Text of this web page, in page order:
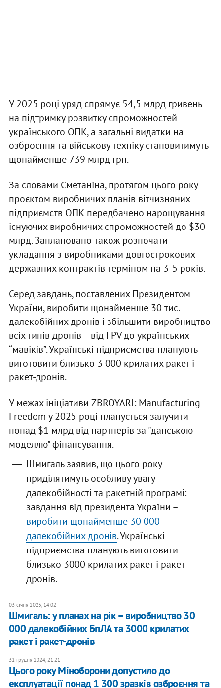
У 2025 році уряд спрямує 54,5 млрд гривень
на підтримку розвитку спроможностей
українського ОПК, а загальні видатки на
озброєння та військову техніку становитимуть
щонайменше 739 млрд грн.
За словами Сметаніна, протягом цього року
проєктом виробничих планів вітчизняних
підприємств ОПК передбачено нарощування
існуючих виробничих спроможностей до $30
млрд. Заплановано також розпочати
укладання з виробниками довгострокових
державних контрактів терміном на 3-5 років.
Серед завдань, поставлених Президентом
України, виробити щонайменше 30 тис.
далекобійних дронів і збільшити виробництво
всіх типів дронів – від FPV до українських
“мавіків”. Українські підприємства планують
виготовити близько 3 000 крилатих ракет і
ракет-дронів.
У межах ініціативи ZBROYARI: Manufacturing
Freedom у 2025 році планується залучити
понад $1 млрд від партнерів за "данською
моделлю" фінансування.
Шмигаль заявив, що цього року
приділятимуть особливу увагу
далекобійності та ракетній програмі:
завдання від президента України –
виробити щонайменше 30 000
далекобійних дронів. Українські
підприємства планують виготовити
близько 3000 крилатих ракет і ракет-
дронів.
03 січня 2025, 14:02
Шмигаль: у планах на рік – виробництво 30
000 далекобійних БпЛА та 3000 крилатих
ракет і ракет-дронів
31 грудня 2024, 21:21
Цього року Міноборони допустило до
експлуатації понад 1 300 зразків озброєння та